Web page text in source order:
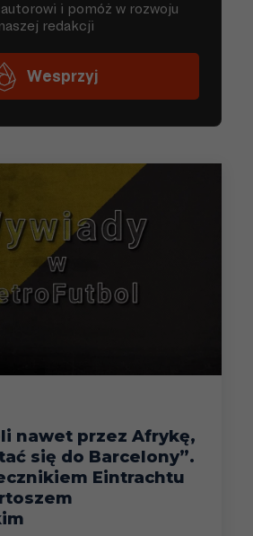
nawet przez Afrykę,
się do Barcelony”.
Eintrachtu